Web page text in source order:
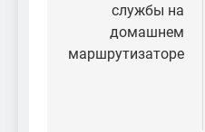
службы на
домашнем
маршрутизаторе